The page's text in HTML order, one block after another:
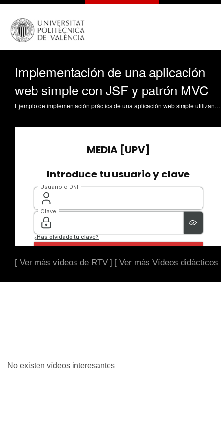
Implementación de una aplicación
web simple con JSF y patrón MVC
Ejemplo de implementación práctica de una aplicación web simple utilizando el modelo de desarrollo de Java Enterprise Edition con el framework JavaServer Faces y siguiendo el patrón Modelo-Vista-Controlador Micó Tormos, P. (2016). Implementación de una aplicación web simple con JSF y patrón MVC. https://riunet.upv.es/handle/10251/75150 DER
[ Ver más vídeos de RTV ] [ Ver más Vídeos didácticos
No existen vídeos interesantes